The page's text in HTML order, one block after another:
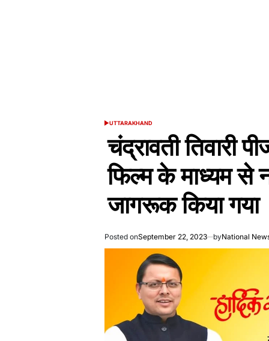
POSTED
UTTARAKHAND
चंद्रावती तिवारी
फिल्म के माध्यम से
जागरूक किया गया
Posted onSeptember 22, 2023 byNational